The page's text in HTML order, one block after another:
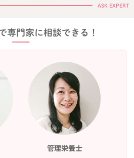
ASK EXPERT
専門家に相談できる！
管理栄養士